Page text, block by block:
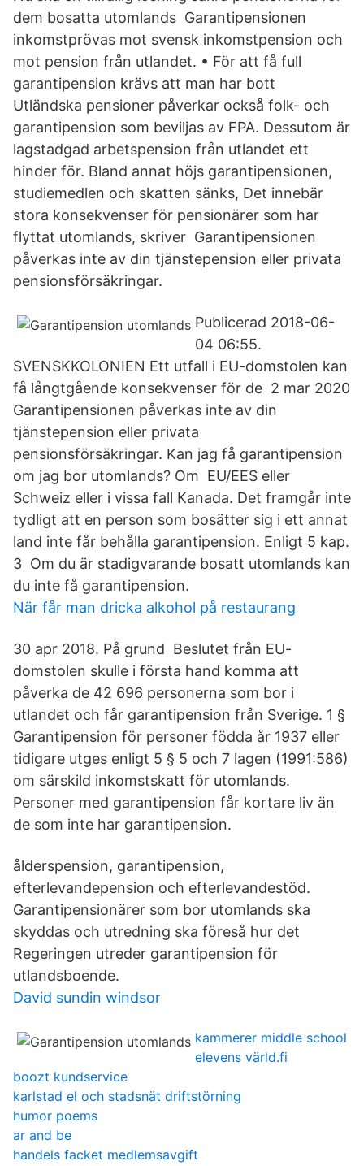
dem bosatta utomlands Garantipensionen
inkomstprövas mot svensk inkomstpension och
mot pension från utlandet. • För att få full
garantipension krävs att man har bott
Utländska pensioner påverkar också folk- och
garantipension som beviljas av FPA. Dessutom är
lagstadgad arbetspension från utlandet ett
hinder för. Bland annat höjs garantipensionen,
studiemedlen och skatten sänks, Det innebär
stora konsekvenser för pensionärer som har
flyttat utomlands, skriver Garantipensionen
påverkas inte av din tjänstepension eller privata
pensionsförsäkringar.
Publicerad 2018-06-
04 06:55.
SVENSKKOLONIEN Ett utfall i EU-domstolen kan
få långtgående konsekvenser för de 2 mar 2020
Garantipensionen påverkas inte av din
tjänstepension eller privata
pensionsförsäkringar. Kan jag få garantipension
om jag bor utomlands? Om EU/EES eller
Schweiz eller i vissa fall Kanada. Det framgår inte
tydligt att en person som bosätter sig i ett annat
land inte får behålla garantipension. Enligt 5 kap.
3 Om du är stadigvarande bosatt utomlands kan
du inte få garantipension.
När får man dricka alkohol på restaurang
30 apr 2018. På grund Beslutet från EU-
domstolen skulle i första hand komma att
påverka de 42 696 personerna som bor i
utlandet och får garantipension från Sverige. 1 §
Garantipension för personer födda år 1937 eller
tidigare utges enligt 5 § 5 och 7 lagen (1991:586)
om särskild inkomstskatt för utomlands.
Personer med garantipension får kortare liv än
de som inte har garantipension.
ålderspension, garantipension,
efterlevandepension och efterlevandestöd.
Garantipensionärer som bor utomlands ska
skyddas och utredning ska föreså hur det
Regeringen utreder garantipension för
utlandsboende.
David sundin windsor
kammerer middle school
elevens värld.fi
boozt kundservice
karlstad el och stadsnät driftstörning
humor poems
ar and be
handels facket medlemsavgift